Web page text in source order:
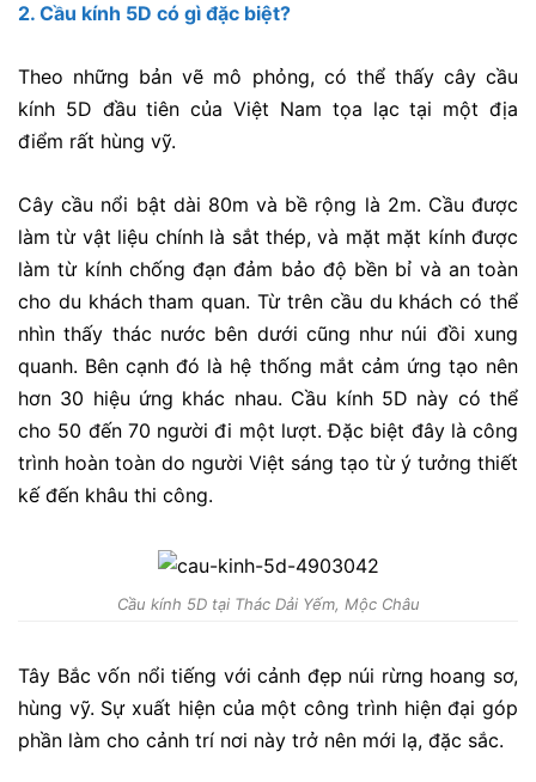
2. Cầu kính 5D có gì đặc biệt?
Theo những bản vẽ mô phỏng, có thể thấy cây cầu
kính 5D đầu tiên của Việt Nam tọa lạc tại một địa
điểm rất hùng vỹ.
Cây cầu nổi bật dài 80m và bề rộng là 2m. Cầu được
làm từ vật liệu chính là sắt thép, và mặt mặt kính được
làm từ kính chống đạn đảm bảo độ bền bỉ và an toàn
cho du khách tham quan. Từ trên cầu du khách có thể
nhìn thấy thác nước bên dưới cũng như núi đồi xung
quanh. Bên cạnh đó là hệ thống mắt cảm ứng tạo nên
hơn 30 hiệu ứng khác nhau. Cầu kính 5D này có thể
cho 50 đến 70 người đi một lượt. Đặc biệt đây là công
trình hoàn toàn do người Việt sáng tạo từ ý tưởng thiết
kế đến khâu thi công.
Cầu kính 5D tại Thác Dải Yếm, Mộc Châu
Tây Bắc vốn nổi tiếng với cảnh đẹp núi rừng hoang sơ,
hùng vỹ. Sự xuất hiện của một công trình hiện đại góp
phần làm cho cảnh trí nơi này trở nên mới lạ, đặc sắc.